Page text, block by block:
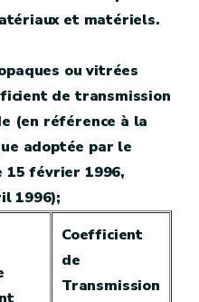
et matériels.
ou vitrées
de transmission
(en référence à la
adoptée par le
15 février 1996,
1996);
Coefficient
de
Transmission